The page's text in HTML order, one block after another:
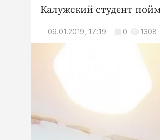
Калужский студент
09.01.2019, 17:19 0 1308